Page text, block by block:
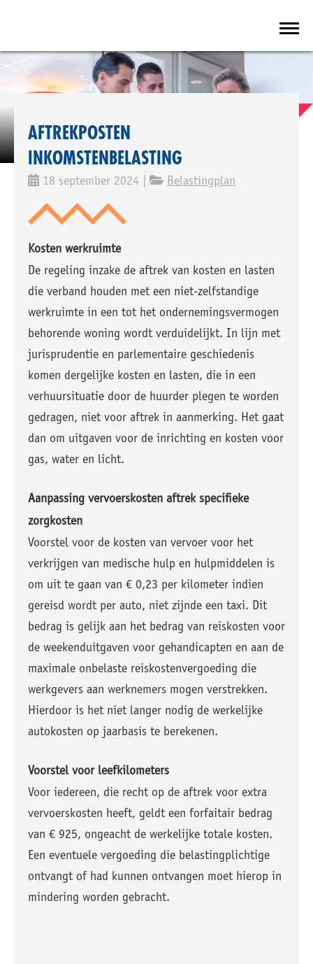
AFTREKPOSTEN
INKOMSTENBELASTING
18 september 2024 | Belastingplan
Kosten werkruimte
De regeling inzake de aftrek van kosten en lasten
die verband houden met een niet-zelfstandige
werkruimte in een tot het ondernemingsvermogen
behorende woning wordt verduidelijkt. In lijn met
jurisprudentie en parlementaire geschiedenis
komen dergelijke kosten en lasten, die in een
verhuursituatie door de huurder plegen te worden
gedragen, niet voor aftrek in aanmerking. Het gaat
dan om uitgaven voor de inrichting en kosten voor
gas, water en licht.
Aanpassing vervoerskosten aftrek specifieke
zorgkosten
Voorstel voor de kosten van vervoer voor het
verkrijgen van medische hulp en hulpmiddelen is
om uit te gaan van € 0,23 per kilometer indien
gereisd wordt per auto, niet zijnde een taxi. Dit
bedrag is gelijk aan het bedrag van reiskosten voor
de weekenduitgaven voor gehandicapten en aan de
maximale onbelaste reiskostenvergoeding die
werkgevers aan werknemers mogen verstrekken.
Hierdoor is het niet langer nodig de werkelijke
autokosten op jaarbasis te berekenen.
Voorstel voor leefkilometers
Voor iedereen, die recht op de aftrek voor extra
vervoerskosten heeft, geldt een forfaitair bedrag
van € 925, ongeacht de werkelijke totale kosten.
Een eventuele vergoeding die belastingplichtige
ontvangt of had kunnen ontvangen moet hierop in
mindering worden gebracht.